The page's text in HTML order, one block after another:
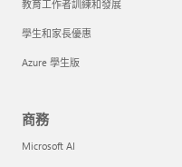
教育工作者訓練和發展
學生和家長優惠
Azure 學生版
商務
Microsoft AI